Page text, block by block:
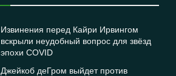
Извинения перед Кайри Ирвингом
вскрыли неудобный вопрос для звёзд
эпохи COVID
Джейкоб деГром выйдет против